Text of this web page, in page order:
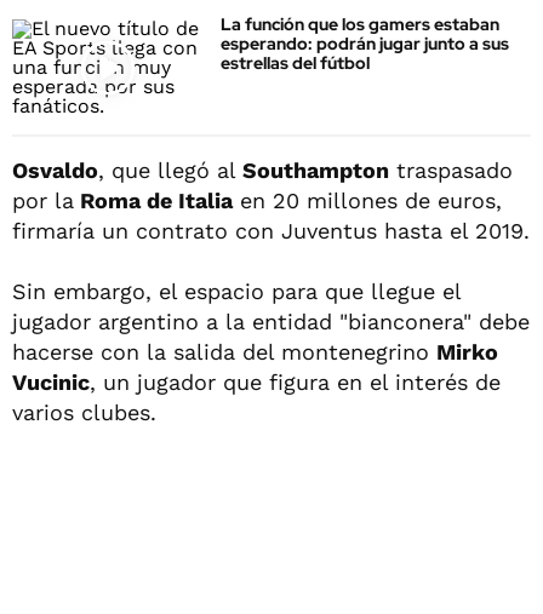
La función que los gamers estaban
esperando: podrán jugar junto a sus
estrellas del fútbol
Osvaldo, que llegó al Southampton traspasado
por la Roma de Italiaen 20 millones de euros,
firmaría un contrato con Juventus hasta el 2019.
Sin embargo, el espacio para que llegue el
jugador argentino a la entidad "bianconera" debe
hacerse con la salida del montenegrino Mirko
Vucinic, un jugador que figura en el interés de
varios clubes.